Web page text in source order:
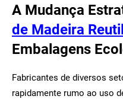
A Mudança
de Madeira
Embalagens
Fabricantes de diversos
rapidamente rumo ao uso